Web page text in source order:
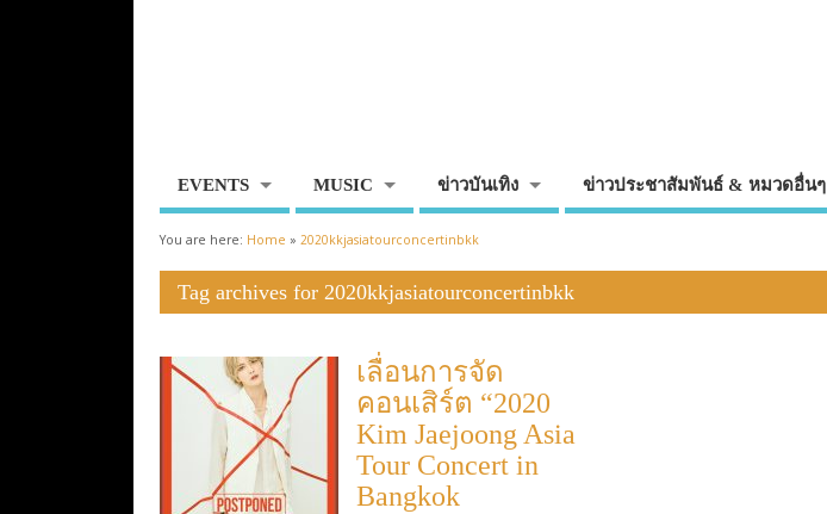
EVENTS MUSIC ข่าวบันเทิง ข่าวประชาสัมพันธ์ & หมวดอื่นๆ
You are here: Home » 2020kkjasiatourconcertinbkk
Tag archives for 2020kkjasiatourconcertinbkk
เลื่อนการจัด
คอนเสิร์ต “2020
Kim Jaejoong Asia
Tour Concert in
Bangkok